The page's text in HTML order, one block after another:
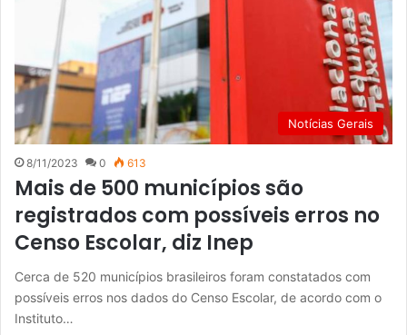
Notícias Gerais
8/11/2023 0 613
Mais de 500 municípios são
registrados com possíveis erros no
Censo Escolar, diz Inep
Cerca de 520 municípios brasileiros foram constatados com
possíveis erros nos dados do Censo Escolar, de acordo com o
Instituto…